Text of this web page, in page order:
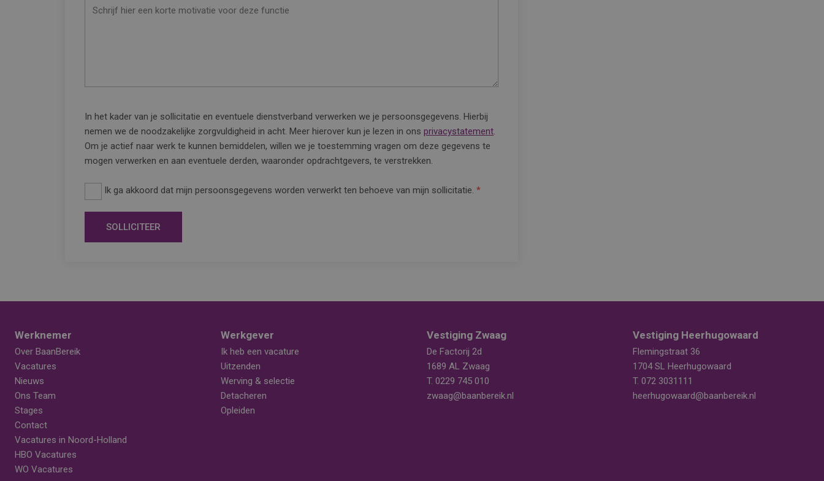
In het kader van je sollicitatie en eventuele dienstverband verwerken we je persoonsgegevens. Hierbij
nemen we de noodzakelijke zorgvuldigheid in acht. Meer hierover kun je lezen in ons privacystatement.
Om je actief naar werk te kunnen bemiddelen, willen we je toestemming vragen om deze gegevens te
mogen verwerken en aan eventuele derden, waaronder opdrachtgevers, te verstrekken.
Ik ga akkoord dat mijn persoonsgegevens worden verwerkt ten behoeve van mijn sollicitatie.
SOLLICITEER
Werknemer
Over BaanBereik
Vacatures
Nieuws
Ons Team
Stages
Contact
Vacatures in Noord-Holland
HBO Vacatures
WO Vacatures
Werkgever
Ik heb een vacature
Uitzenden
Werving & selectie
Detacheren
Opleiden
Vestiging Zwaag
De Factorij 2d
1689 AL Zwaag
T. 0229 745 010
zwaag@baanbereik.nl
Vestiging Heerhugowaard
Flemingstraat 36
1704 SL Heerhugowaard
T. 072 3031111
heerhugowaard@baanbereik.nl